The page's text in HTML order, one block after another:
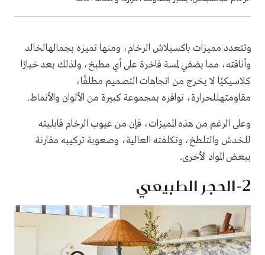
وتتعدد مميزات باكسبلاش الرخام، ومنها تميزه بجمالهالخالد
وأناقته، مما يضفي لمسة فاخرة على أي مطبخ، ولذلك يعد خيارًا
كلاسيكيًا لا يخرج من اتجاهات التصميم مطلقًا،
مقاومتهللحرارة، توافره بمجموعة كبيرة من الألوان والأنماط.
وعلى الرغم من هذه المميزات، فإن من عيوب الرخام قابليته
للخدش والتلطخ، وتكلفته العالية، وصعوبة تركيبه مقارنة
ببعض المواد الأخرى.
2-الحجر الطبيعي